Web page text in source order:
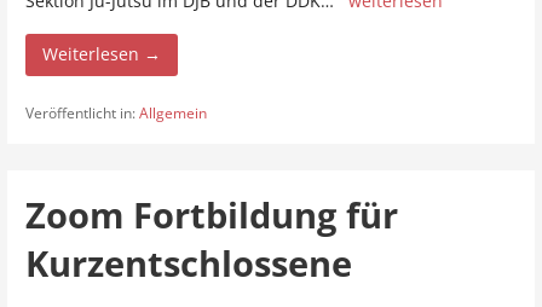
Weiterlesen →
Veröffentlicht in:Allgemein
Zoom Fortbildung für
Kurzentschlossene